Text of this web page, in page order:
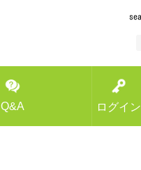
Q&A ログイン